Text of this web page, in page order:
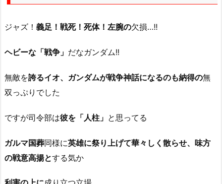
ジャズ！ 義足！戦死！死体！左腕の欠損…!!
ヘビーな「戦争」 だなガンダム!!
無敵を誇るイオ、ガンダムが戦争神話になるのも納得の無
双っぷりでした
ですが司令部は彼を「人柱」 と思ってる
ガルマ国葬同様に英雄に祭り上げて華々しく散らせ、味方
の戦意高揚とする気か